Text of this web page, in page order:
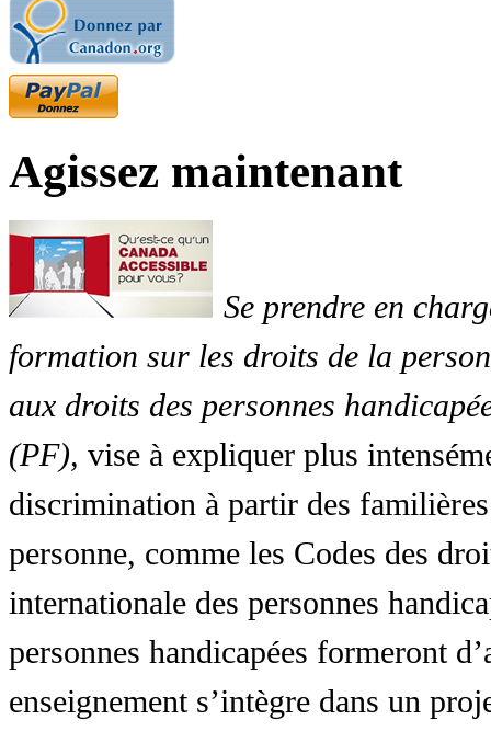
Agissez maintenant
Se prendre en
formation sur les droits de la
aux droits des personnes
(PF), vise à expliquer plus
discrimination à partir des
personne, comme les Codes des
internationale des personnes
personnes handicapées formeront
enseignement s’intègre dans un